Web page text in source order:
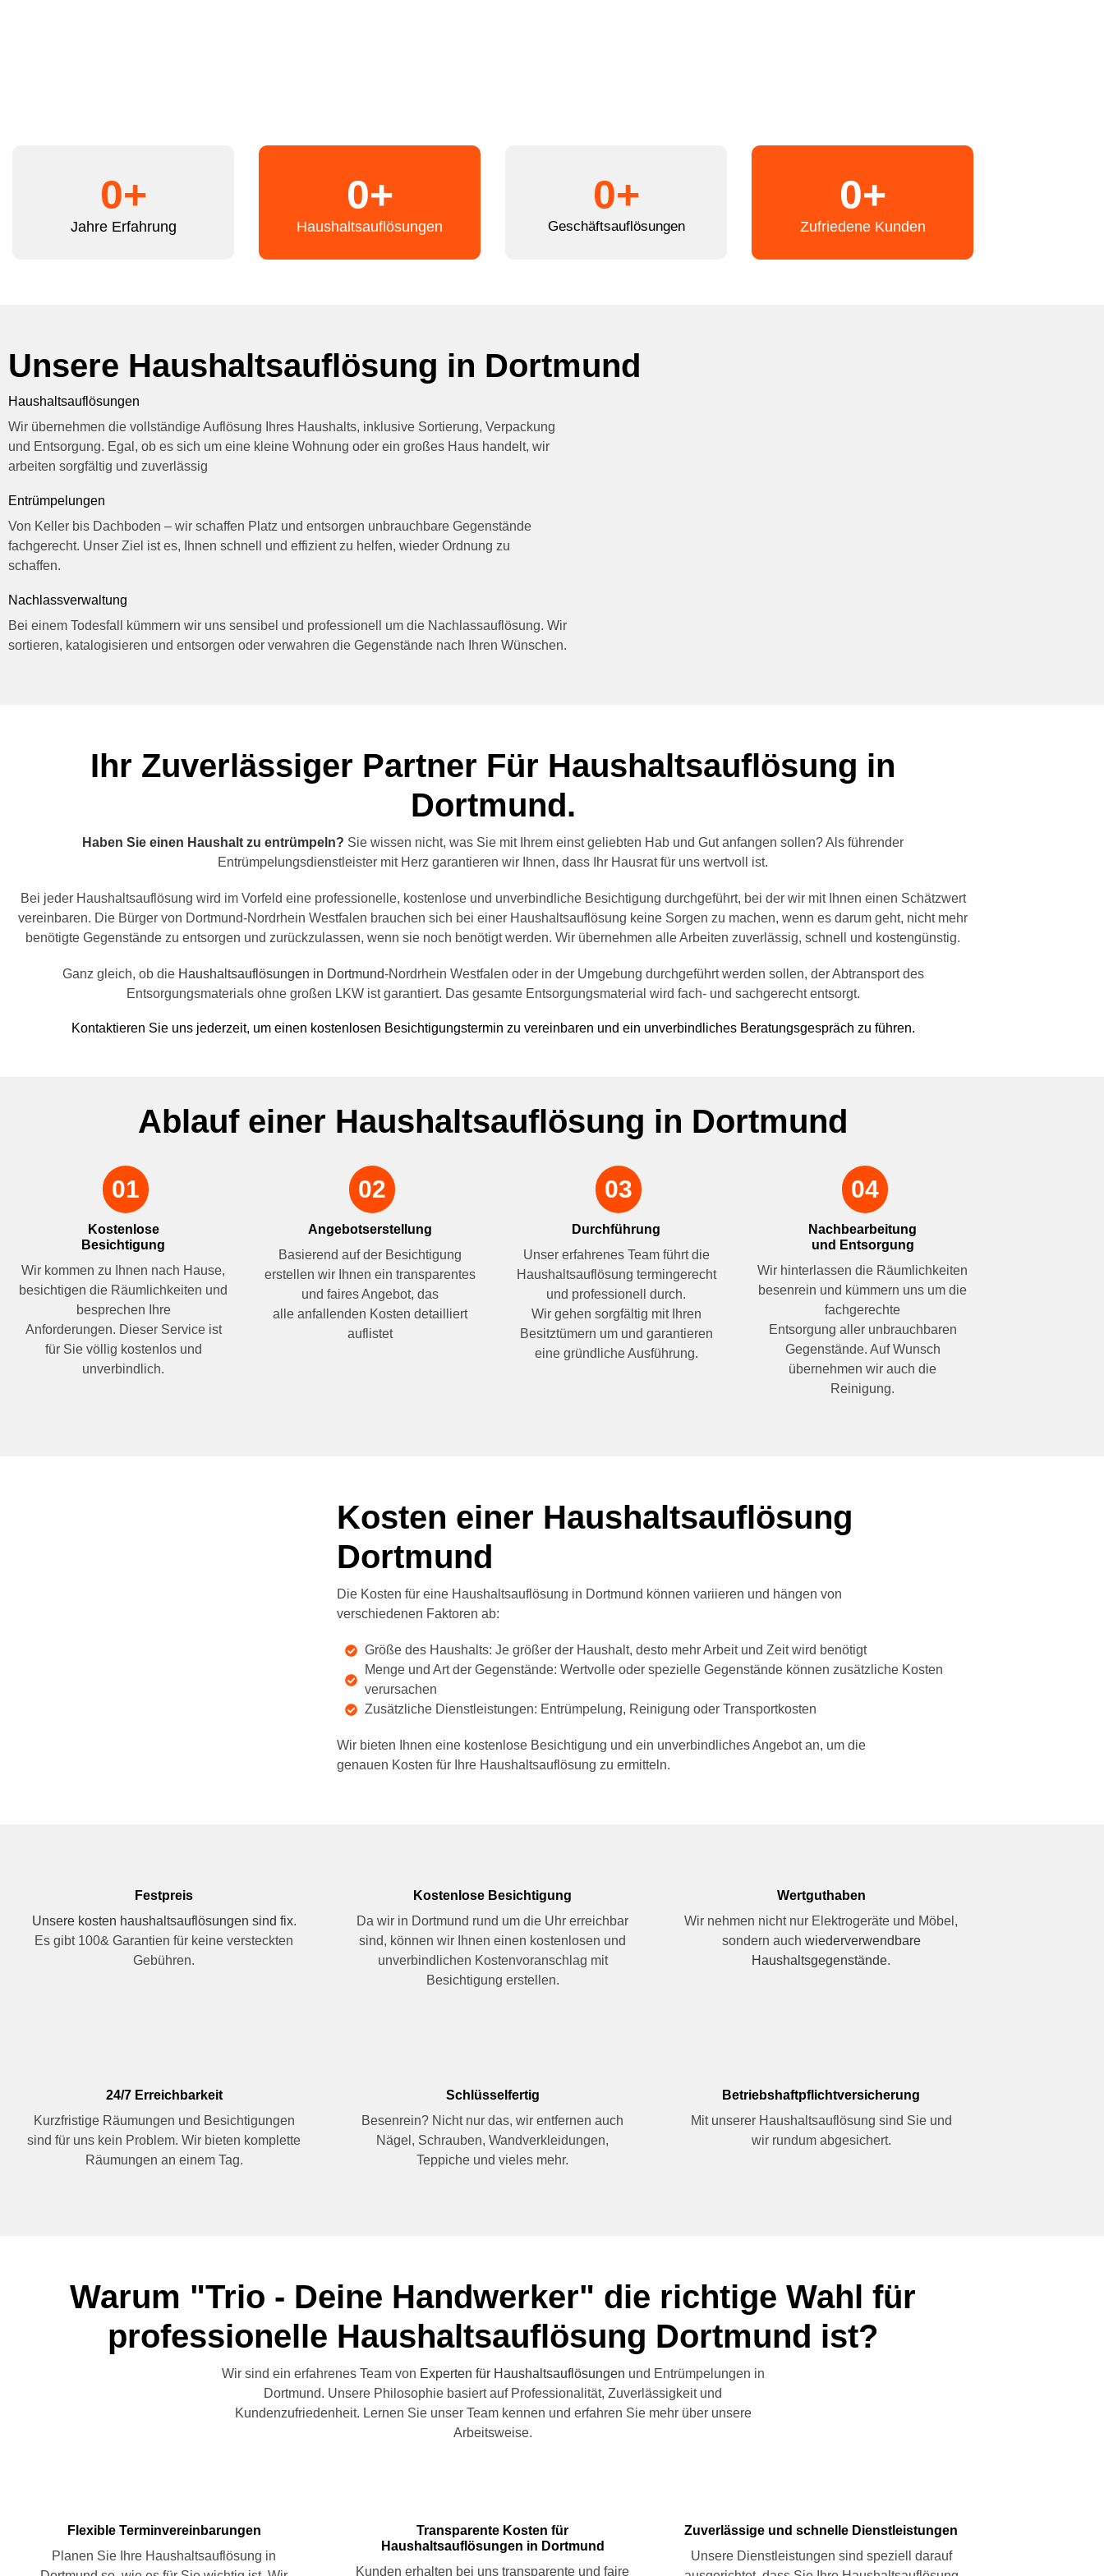
Jahre Erfahrung
0+
Haushaltsauflösungen
0+
Geschäftsauflösungen
0+
Zufriedene Kunden
0+
Unsere Haushaltsauflösung in Dortmund
Haushaltsauflösungen
Wir übernehmen die vollständige Auflösung Ihres Haushalts, inklusive Sortierung, Verpackung
und Entsorgung. Egal, ob es sich um eine kleine Wohnung oder ein großes Haus handelt, wir
arbeiten sorgfältig und zuverlässig
Entrümpelungen
Von Keller bis Dachboden – wir schaffen Platz und entsorgen unbrauchbare Gegenstände
fachgerecht. Unser Ziel ist es, Ihnen schnell und effizient zu helfen, wieder Ordnung zu
schaffen.
Nachlassverwaltung
Bei einem Todesfall kümmern wir uns sensibel und professionell um die Nachlassauflösung. Wir
sortieren, katalogisieren und entsorgen oder verwahren die Gegenstände nach Ihren Wünschen.
Ihr Zuverlässiger Partner Für Haushaltsauflösung in
Dortmund.
Haben Sie einen Haushalt zu entrümpeln? Sie wissen nicht, was Sie mit Ihrem einst geliebten Hab und Gut anfangen sollen? Als führender
Entrümpelungsdienstleister mit Herz garantieren wir Ihnen, dass Ihr Hausrat für uns wertvoll ist.
Bei jeder Haushaltsauflösung wird im Vorfeld eine professionelle, kostenlose und unverbindliche Besichtigung durchgeführt, bei der wir mit Ihnen einen Schätzwert
vereinbaren. Die Bürger von Dortmund-Nordrhein Westfalen brauchen sich bei einer Haushaltsauflösung keine Sorgen zu machen, wenn es darum geht, nicht mehr
benötigte Gegenstände zu entsorgen und zurückzulassen, wenn sie noch benötigt werden. Wir übernehmen alle Arbeiten zuverlässig, schnell und kostengünstig.
Ganz gleich, ob die Haushaltsauflösungen in Dortmund-Nordrhein Westfalen oder in der Umgebung durchgeführt werden sollen, der Abtransport des
Entsorgungsmaterials ohne großen LKW ist garantiert. Das gesamte Entsorgungsmaterial wird fach- und sachgerecht entsorgt.
Kontaktieren Sie uns jederzeit, um einen kostenlosen Besichtigungstermin zu vereinbaren und ein unverbindliches Beratungsgespräch zu führen.
Ablauf einer Haushaltsauflösung in Dortmund
01
Kostenlose
Besichtigung
Wir kommen zu Ihnen nach Hause,
besichtigen die Räumlichkeiten und
besprechen Ihre
Anforderungen. Dieser Service ist
für Sie völlig kostenlos und
unverbindlich.
02
Angebotserstellung
Basierend auf der Besichtigung
erstellen wir Ihnen ein transparentes
und faires Angebot, das
alle anfallenden Kosten detailliert
auflistet
03
Durchführung
Unser erfahrenes Team führt die
Haushaltsauflösung termingerecht
und professionell durch.
Wir gehen sorgfältig mit Ihren
Besitztümern um und garantieren
eine gründliche Ausführung.
04
Nachbearbeitung
und Entsorgung
Wir hinterlassen die Räumlichkeiten
besenrein und kümmern uns um die
fachgerechte
Entsorgung aller unbrauchbaren
Gegenstände. Auf Wunsch
übernehmen wir auch die
Reinigung.
Kosten einer Haushaltsauflösung
Dortmund
Die Kosten für eine Haushaltsauflösung in Dortmund können variieren und hängen von
verschiedenen Faktoren ab:
Größe des Haushalts: Je größer der Haushalt, desto mehr Arbeit und Zeit wird benötigt
Menge und Art der Gegenstände: Wertvolle oder spezielle Gegenstände können zusätzliche Kosten
verursachen
Zusätzliche Dienstleistungen: Entrümpelung, Reinigung oder Transportkosten
Wir bieten Ihnen eine kostenlose Besichtigung und ein unverbindliches Angebot an, um die
genauen Kosten für Ihre Haushaltsauflösung zu ermitteln.
Festpreis
Unsere kosten haushaltsauflösungen sind fix.
Es gibt 100& Garantien für keine versteckten
Gebühren.
Kostenlose Besichtigung
Da wir in Dortmund rund um die Uhr erreichbar
sind, können wir Ihnen einen kostenlosen und
unverbindlichen Kostenvoranschlag mit
Besichtigung erstellen.
Wertguthaben
Wir nehmen nicht nur Elektrogeräte und Möbel,
sondern auch wiederverwendbare
Haushaltsgegenstände.
24/7 Erreichbarkeit
Kurzfristige Räumungen und Besichtigungen
sind für uns kein Problem. Wir bieten komplette
Räumungen an einem Tag.
Schlüsselfertig
Besenrein? Nicht nur das, wir entfernen auch
Nägel, Schrauben, Wandverkleidungen,
Teppiche und vieles mehr.
Betriebshaftpflichtversicherung
Mit unserer Haushaltsauflösung sind Sie und
wir rundum abgesichert.
Warum "Trio - Deine Handwerker" die richtige Wahl für
professionelle Haushaltsauflösung Dortmund ist?
Wir sind ein erfahrenes Team von Experten für Haushaltsauflösungen und Entrümpelungen in
Dortmund. Unsere Philosophie basiert auf Professionalität, Zuverlässigkeit und
Kundenzufriedenheit. Lernen Sie unser Team kennen und erfahren Sie mehr über unsere
Arbeitsweise.
Flexible Terminvereinbarungen
Planen Sie Ihre Haushaltsauflösung in
Transparente Kosten für
Haushaltsauflösungen in Dortmund
Kunden erhalten bei uns transparente und faire
Zuverlässige und schnelle Dienstleistungen
Unsere Dienstleistungen sind speziell darauf